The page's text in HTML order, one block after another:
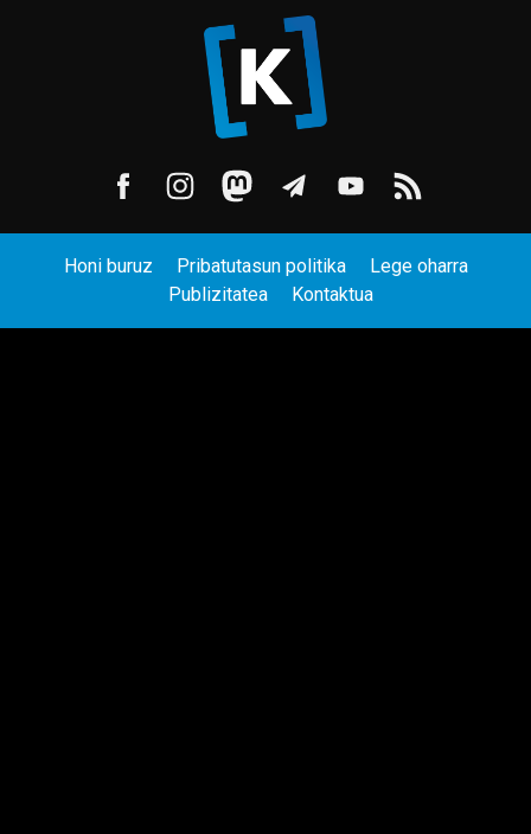
Honi buruz Pribatutasun politika
Lege oharra
Publizitatea
Kontaktua